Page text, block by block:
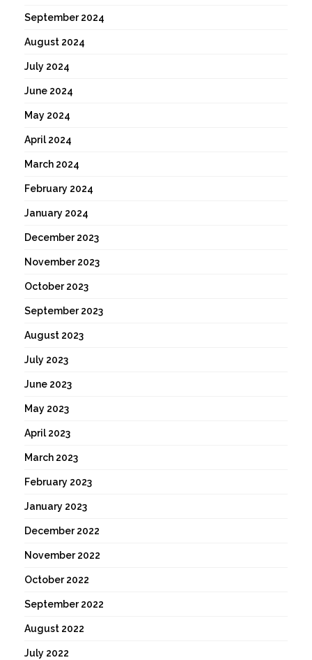
September 2024
August 2024
July 2024
June 2024
May 2024
April 2024
March 2024
February 2024
January 2024
December 2023
November 2023
October 2023
September 2023
August 2023
July 2023
June 2023
May 2023
April 2023
March 2023
February 2023
January 2023
December 2022
November 2022
October 2022
September 2022
August 2022
July 2022